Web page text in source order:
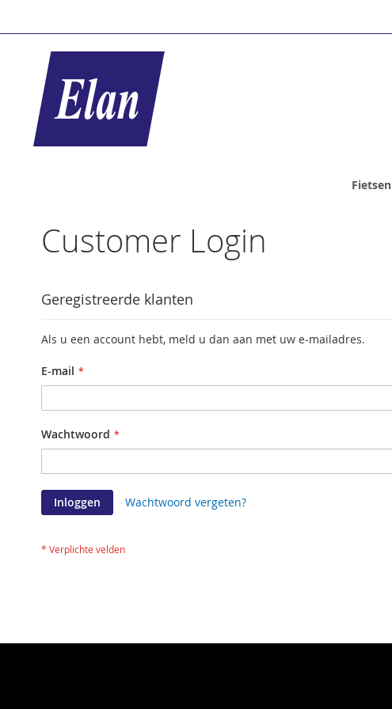
naar
inhoud
Fietsen
Customer Login
Geregistreerde klanten
Als u een account hebt, meld u dan aan met uw e-mailadres.
E-mail
Wachtwoord
Inloggen Wachtwoord vergeten?